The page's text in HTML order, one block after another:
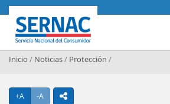
Contenido principal
SERNAC
Inicio / Noticias/ Protección /
+A Agrandar texto
-A Achicar textoicono compartir